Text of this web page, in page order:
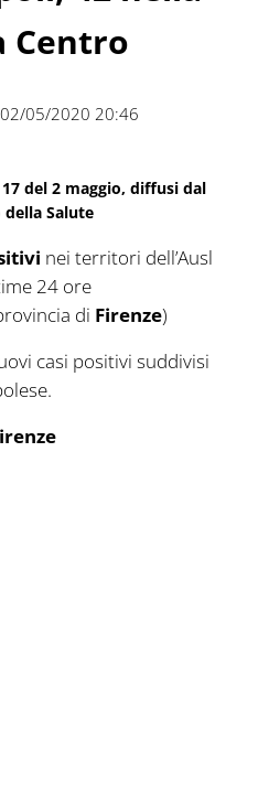
Centro
05/2020 20:46
del 2 maggio, diffusi dal
Salute
nei territori dell’Ausl
24 ore
di Firenze)
casi positivi suddivisi